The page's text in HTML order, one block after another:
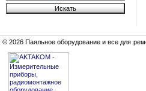
© 2026 Паяльное оборудование и все для